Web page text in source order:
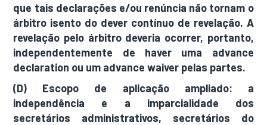
que tais declarações e/ou renúncia não tornam o
árbitro isento do dever contínuo de revelação. A
revelação pelo árbitro deveria ocorrer, portanto,
independentemente de haver uma advance
declaration ou um advance waiver pelas partes.
(D) Escopo de aplicação ampliado: a
independência e a imparcialidade dos
secretários administrativos, secretários do